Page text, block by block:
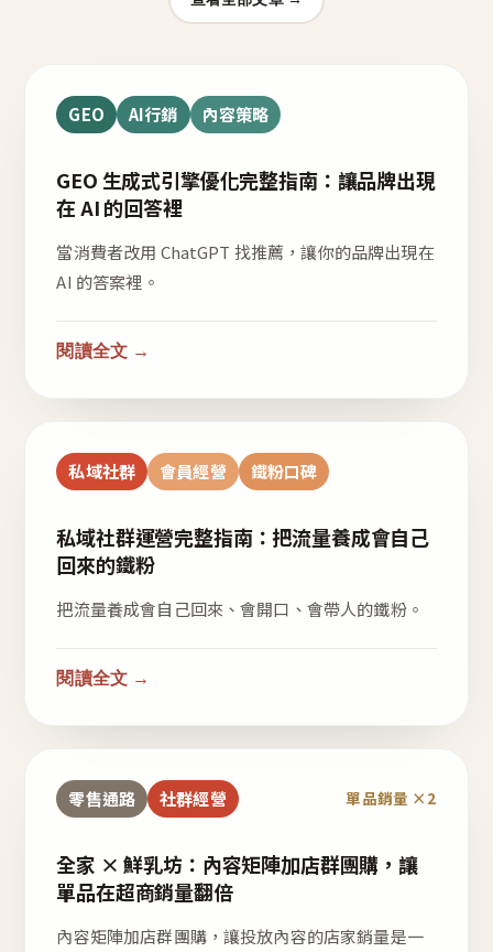
GEO AI行銷 內容策略
GEO 生成式引擎優化完整指南：讓品牌出現
在 AI 的回答裡
當消費者改用 ChatGPT 找推薦，讓你的品牌出現在
AI 的答案裡。
閱讀全文 →
私域社群 會員經營 鐵粉口碑
私域社群運營完整指南：把流量養成會自己
回來的鐵粉
把流量養成會自己回來、會開口、會帶人的鐵粉。
閱讀全文 →
零售通路 社群經營 單品銷量 ×2
全家 × 鮮乳坊：內容矩陣加店群團購，讓
單品在超商銷量翻倍
內容矩陣加店群團購，讓投放內容的店家銷量是一